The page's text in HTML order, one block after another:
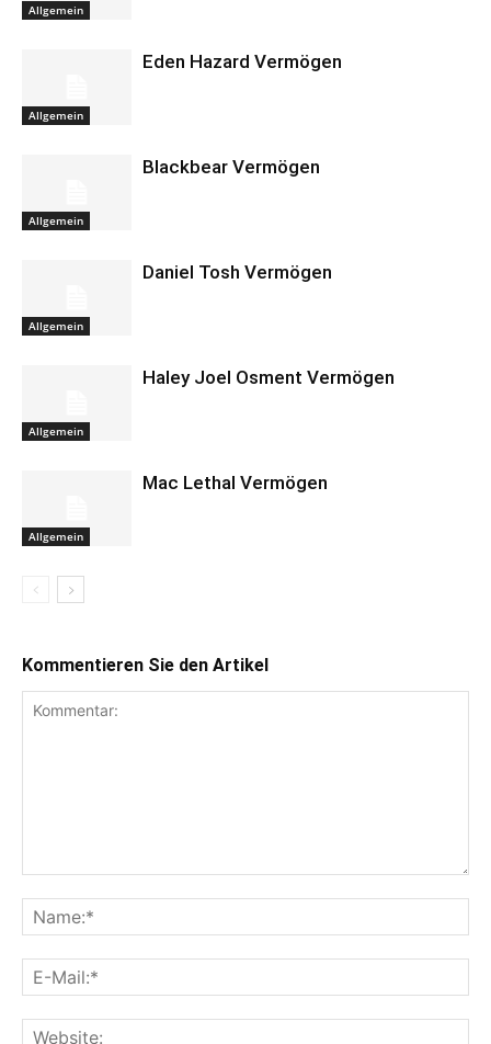
Allgemein
Allgemein
Eden Hazard Vermögen
Allgemein
Blackbear Vermögen
Allgemein
Daniel Tosh Vermögen
Allgemein
Haley Joel Osment Vermögen
Allgemein
Mac Lethal Vermögen
Kommentieren Sie den Artikel